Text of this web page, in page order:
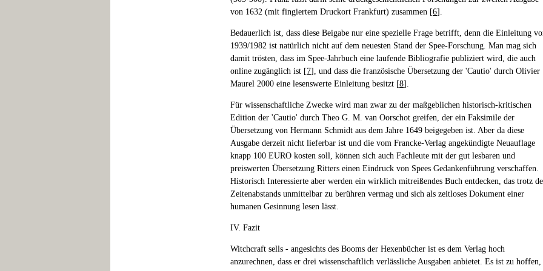
von 1632 (mit fingiertem Druckort Frankfurt) zusammen [6].
Bedauerlich ist, dass diese Beigabe nur eine spezielle Frage betrifft, denn die Einleitung
1939/1982 ist natürlich nicht auf dem neuesten Stand der Spee-Forschung. Man mag sich
damit trösten, dass im Spee-Jahrbuch eine laufende Bibliografie publiziert wird, die auch
online zugänglich ist [7], und dass die französische Übersetzung der 'Cautio' durch Olivier
Maurel 2000 eine lesenswerte Einleitung besitzt [8].
Für wissenschaftliche Zwecke wird man zwar zu der maßgeblichen historisch-kritischen
Edition der 'Cautio' durch Theo G. M. van Oorschot greifen, der ein Faksimile der
Übersetzung von Hermann Schmidt aus dem Jahre 1649 beigegeben ist. Aber da diese
Ausgabe derzeit nicht lieferbar ist und die vom Francke-Verlag angekündigte Neuauflage
knapp 100 EURO kosten soll, können sich auch Fachleute mit der gut lesbaren und
preiswerten Übersetzung Ritters einen Eindruck von Spees Gedankenführung verschaffen.
Historisch Interessierte aber werden ein wirklich mitreißendes Buch entdecken, das trotz
Zeitenabstands unmittelbar zu berühren vermag und sich als zeitloses Dokument einer
humanen Gesinnung lesen lässt.
IV. Fazit
Witchcraft sells - angesichts des Booms der Hexenbücher ist es dem Verlag hoch
anzurechnen, dass er drei wissenschaftlich verlässliche Ausgaben anbietet. Es ist zu hoffen,